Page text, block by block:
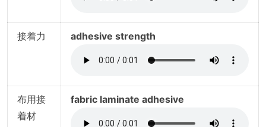
接着力 adhesive strength
布用接
着材
fabric laminate adhesive